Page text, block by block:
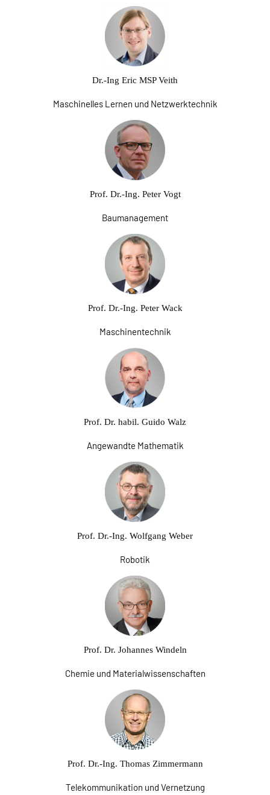
Dr.-Ing Eric MSP Veith
Maschinelles Lernen und Netzwerktechnik
Prof. Dr.-Ing. Peter Vogt
Baumanagement
Prof. Dr.-Ing. Peter Wack
Maschinentechnik
Prof. Dr. habil. Guido Walz
Angewandte Mathematik
Prof. Dr.-Ing. Wolfgang Weber
Robotik
Prof. Dr. Johannes Windeln
Chemie und Materialwissenschaften
Prof. Dr.-Ing. Thomas Zimmermann
Telekommunikation und Vernetzung